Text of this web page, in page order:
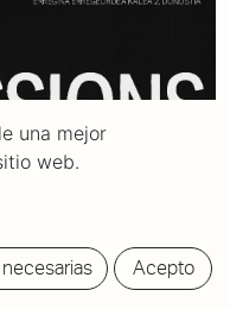
una mejor
web.
Acepto